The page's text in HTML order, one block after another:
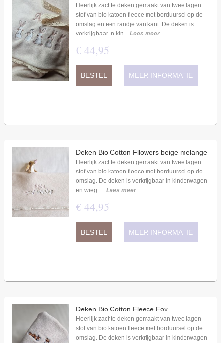
Heerlijk zachte deken gemaakt van twee lagen
stof van bio katoen fleece met borduursel op de
omslag en een randje van kant. De deken is
verkrijgbaar in kin... Lees meer
€ 44,95
BESTEL MEER INFORMATIE
Deken Bio Cotton Fllowers beige melange
Heerlijk zachte deken gemaakt van twee lagen
stof van bio katoen fleece met borduursel op de
omslag. De deken is verkrijgbaar in kinderwagen
en wieg. ... Lees meer
€ 44,95
BESTEL MEER INFORMATIE
Deken Bio Cotton Fleece Fox
Heerlijk zachte deken gemaakt van twee lagen
stof van bio katoen fleece met borduursel op de
omslag. De deken is verkrijgbaar in kinderwagen